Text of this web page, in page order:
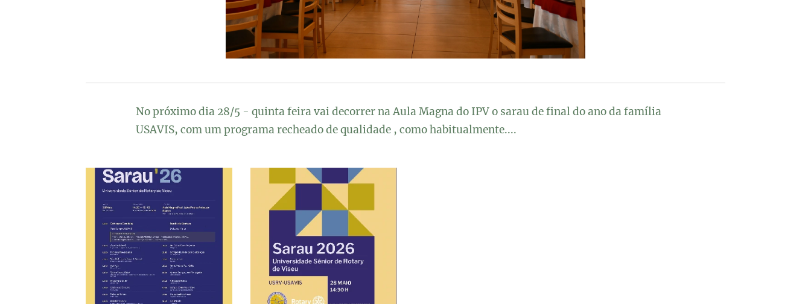
No próximo dia 28/5 - quinta feira vai decorrer na Aula Magna do IPV o sarau de final do ano da família
USAVIS, com um programa recheado de qualidade , como habitualmente....